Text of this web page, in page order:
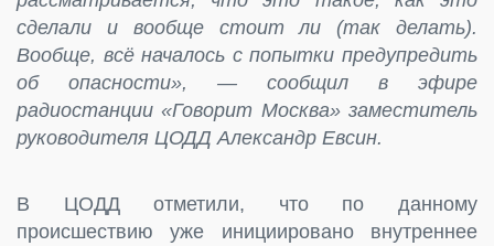
сделали и вообще стоит ли (так делать).
Вообще, всё началось с попытки предупредить
об опасности», — сообщил в эфире
радиостанции «Говорит Москва» заместитель
руководителя ЦОДД Александр Евсин.
В ЦОДД отметили, что по данному
происшествию уже инициировано внутреннее